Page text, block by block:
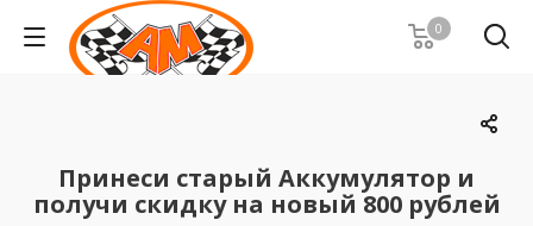
0
Принеси старый Аккумулятор и
получи скидку на новый 800 рублей